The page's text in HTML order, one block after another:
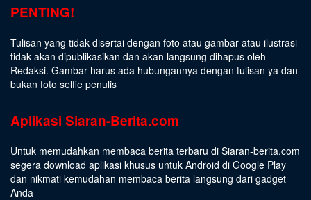
PENTING!
Tulisan yang tidak disertai dengan foto atau gambar atau ilustrasi
tidak akan dipublikasikan dan akan langsung dihapus oleh
Redaksi. Gambar harus ada hubungannya dengan tulisan ya dan
bukan foto selfie penulis
Aplikasi Siaran-Berita.com
Untuk memudahkan membaca berita terbaru di Siaran-berita.com
segera download aplikasi khusus untuk Android di Google Play
dan nikmati kemudahan membaca berita langsung dari gadget
Anda